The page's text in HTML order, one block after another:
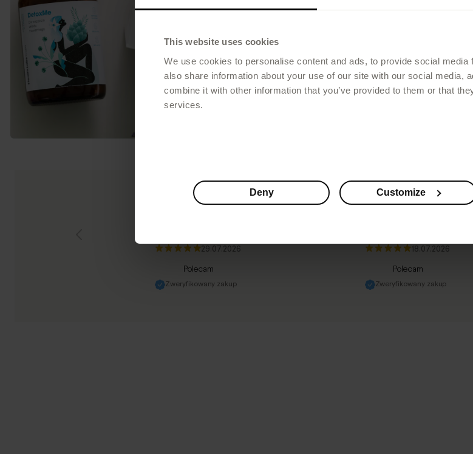
This website uses cookies
We use cookies to personalise content and ads, to provide social
also share information about your use of our site with our social media,
combine it with other information that you’ve provided to them or that
services.
Deny Customize
4.55— 542 opinie
29.07.2026
Polecam
Zweryfikowany zakup
18.07.2026
Polecam
Zweryfikowany zakup